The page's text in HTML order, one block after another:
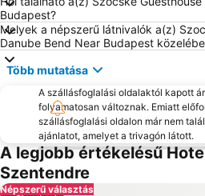
XVI kerület
II. Kerület
VI.
Óbuda
Pesterzsébet
Zugló
Bánki-tó
Rám-szakadék
23. kerület
Budapest?
Melyek a népszerű látnivalók a(z)
Danube Bend Near Budapest
Több mutatása
A szállásfoglalási oldalaktól kapott
folyamatosan változnak. Emiatt
szállásfoglalási oldalon már nem
ajánlatot, amelyet a trivagón látott.
A legjobb értékelésű
Szentendre
Népszerű választás